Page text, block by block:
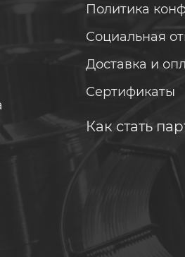
Политика
Социальная
Доставка и
Сертификаты
Как стать